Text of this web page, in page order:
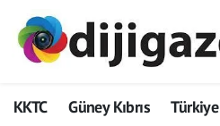
KKTC Güney Kıbrıs Türkiye
ADVERTORIAL
Dijigazete
Hava Durumu
Trafik Durumu